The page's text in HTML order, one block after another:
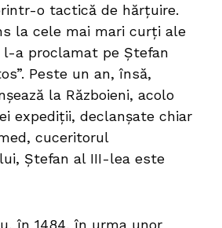
o tactică de hărțuire.
la cele mai mari curți ale
l-a proclamat pe Ștefan
Peste un an, însă,
la Războieni, acolo
expediții, declanșate chiar
cuceritorul
Ștefan al III-lea este
în 1484, în urma unor